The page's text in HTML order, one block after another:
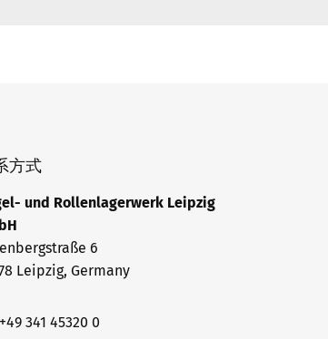
方式
und Rollenlagerwerk Leipzig
6
Leipzig, Germany
+49 341 45320 0